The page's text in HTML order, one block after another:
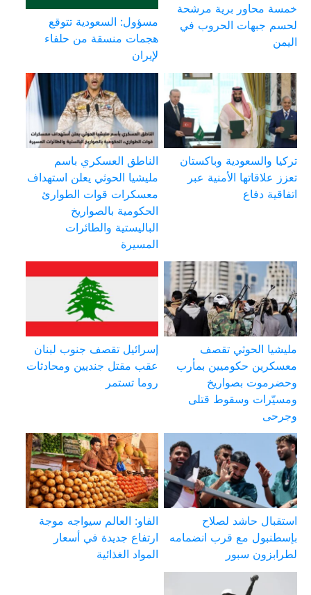
خمسة محاور برية مرشحة
لحسم جبهات الحروب في
اليمن
مسؤول: السعودية تتوقع
هجمات منسقة من حلفاء
لإيران
تركيا والسعودية وباكستان
تعزز علاقاتها الأمنية عبر
اتفاقية دفاع
الناطق العسكري باسم
مليشيا الحوثي يعلن استهداف
معسكرات قوات الطوارئ
الحكومية بالصواريخ
الباليستية والطائرات
المسيرة
مليشيا الحوثي تقصف
معسكرين حكوميين بمأرب
وحضرموت بصواريخ
ومسيّرات وسقوط قتلى
وجرحى
إسرائيل تقصف جنوب لبنان
عقب مقتل جنديين ومحادثات
روما تستمر
استقبال حاشد لصلاح
بإسطنبول مع قرب انضمامه
لطرابزون سبور
الفاو: العالم سيواجه موجة
ارتفاع جديدة في أسعار
المواد الغذائية